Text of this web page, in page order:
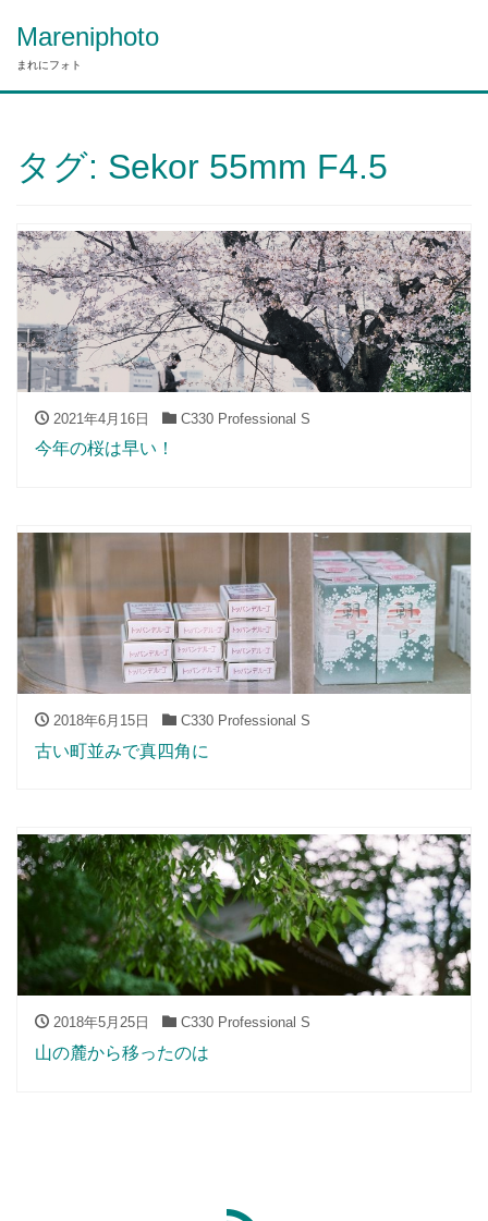
Mareniphoto
まれにフォト
タグ: Sekor 55mm F4.5
2021年4月16日 C330 Professional S
今年の桜は早い！
2018年6月15日 C330 Professional S
古い町並みで真四角に
2018年5月25日 C330 Professional S
山の麓から移ったのは